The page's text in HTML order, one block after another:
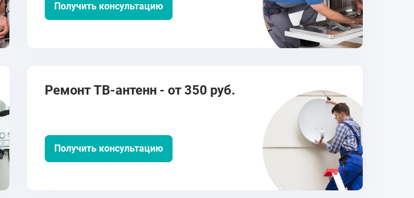
Получить консультацию
Ремонт ТВ-антенн - от 350 руб.
Получить консультацию